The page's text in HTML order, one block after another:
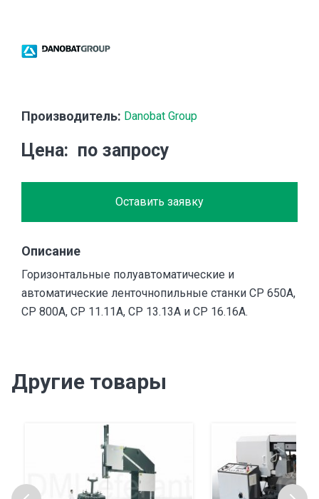
Производитель: Danobat Group
Цена по запросу
Оставить заявку
Описание
Горизонтальные полуавтоматические и
автоматические ленточнопильные станки CP 650A,
CP 800A, CP 11.11A, CP 13.13A и CP 16.16A.
Другие товары